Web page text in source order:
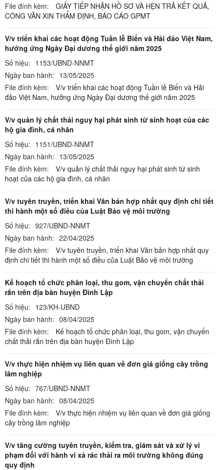
File đính kèm:
GIẤY TIẾP NHẬN HỒ SƠ VÀ HẸN TRẢ KẾT QUẢ,
CÔNG VĂN XIN THẨM ĐỊNH, BÁO CÁO GPMT
V/v triển khai các hoạt động Tuần lễ Biển và Hải đảo Việt Nam,
hưởng ứng Ngày Đại dương thế giới năm 2025
Số hiệu: 1153/UBND-NNMT
Ngày ban hành: 13/05/2025
File đính kèm:
V/v triển khai các hoạt động Tuần lễ Biển và Hải
đảo Việt Nam, hưởng ứng Ngày Đại dương thế giới năm 2025
V/v quản lý chất thải nguy hại phát sinh từ sinh hoạt của các
hộ gia đình, cá nhân
Số hiệu: 1151/UBND-NNMT
Ngày ban hành: 13/05/2025
File đính kèm:
V/v quản lý chất thải nguy hại phát sinh từ sinh
hoạt của các hộ gia đình, cá nhân
V/v tuyên truyền, triển khai Văn bản hợp nhất quy định chi tiết
thi hành một số điều của Luật Bảo vệ môi trường
Số hiệu: 927/UBND-NNMT
Ngày ban hành: 22/04/2025
File đính kèm:
V/v tuyên truyền, triển khai Văn bản hợp nhất quy
định chi tiết thi hành một số điều của Luật Bảo vệ môi trường
Kế hoạch tổ chức phân loại, thu gom, vận chuyển chất thải
rắn trên địa bàn huyện Đình Lập
Số hiệu: 123/KH-UBND
Ngày ban hành: 08/04/2025
File đính kèm:
Kế hoạch tổ chức phân loại, thu gom, vận chuyển
chất thải rắn trên địa bàn huyện Đình Lập
V/v thực hiện nhiệm vụ liên quan về đơn giá giống cây trồng
lâm nghiệp
Số hiệu: 767/UBND-NNMT
Ngày ban hành: 08/04/2025
File đính kèm:
V/v thực hiện nhiệm vụ liên quan về đơn giá giống
cây trồng lâm nghiệp
V/v tăng cường tuyên truyền, kiểm tra, giám sát và xử lý vi
phạm đối với hành vi xả rác thải ra môi trường không đúng
quy định